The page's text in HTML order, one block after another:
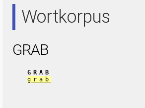
Wortkorpus
GRAB
GRAB
grab